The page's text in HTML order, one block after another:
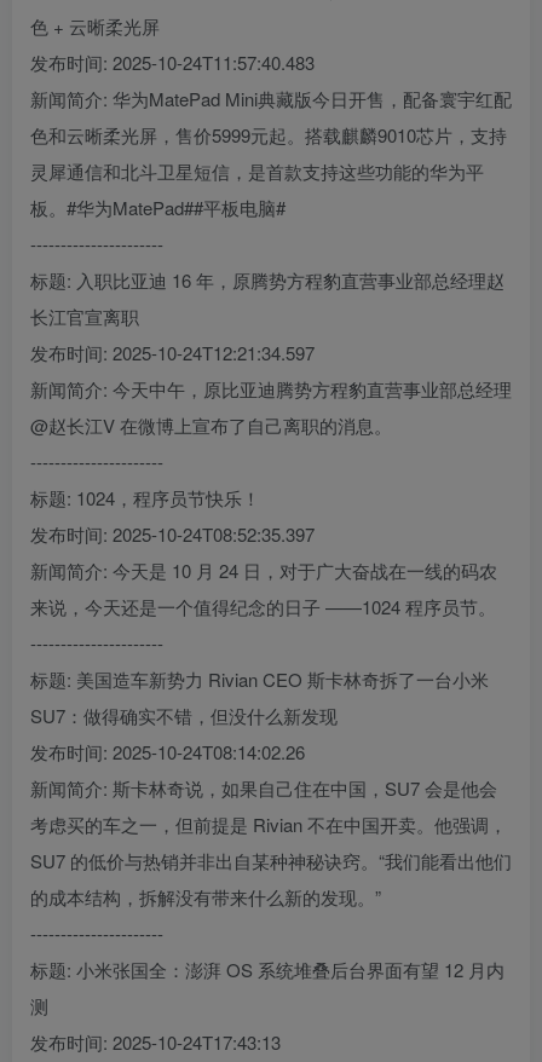
色 + 云晰柔光屏
发布时间: 2025-10-24T11:57:40.483
新闻简介: 华为MatePad Mini典藏版今日开售，配备寰宇红配
色和云晰柔光屏，售价5999元起。搭载麒麟9010芯片，支持
灵犀通信和北斗卫星短信，是首款支持这些功能的华为平
板。#华为MatePad##平板电脑#
----------------------
标题: 入职比亚迪 16 年，原腾势方程豹直营事业部总经理赵
长江官宣离职
发布时间: 2025-10-24T12:21:34.597
新闻简介: 今天中午，原比亚迪腾势方程豹直营事业部总经理
@赵长江V 在微博上宣布了自己离职的消息。
----------------------
标题: 1024，程序员节快乐！
发布时间: 2025-10-24T08:52:35.397
新闻简介: 今天是 10 月 24 日，对于广大奋战在一线的码农
来说，今天还是一个值得纪念的日子 ——1024 程序员节。
----------------------
标题: 美国造车新势力 Rivian CEO 斯卡林奇拆了一台小米
SU7：做得确实不错，但没什么新发现
发布时间: 2025-10-24T08:14:02.26
新闻简介: 斯卡林奇说，如果自己住在中国，SU7 会是他会
考虑买的车之一，但前提是 Rivian 不在中国开卖。他强调，
SU7 的低价与热销并非出自某种神秘诀窍。“我们能看出他们
的成本结构，拆解没有带来什么新的发现。”
----------------------
标题: 小米张国全：澎湃 OS 系统堆叠后台界面有望 12 月内
测
发布时间: 2025-10-24T17:43:13